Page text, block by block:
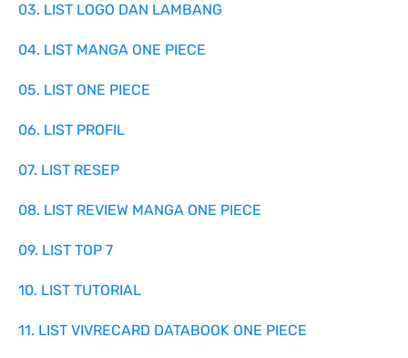
03. LIST LOGO DAN LAMBANG
04. LIST MANGA ONE PIECE
05. LIST ONE PIECE
06. LIST PROFIL
07. LIST RESEP
08. LIST REVIEW MANGA ONE PIECE
09. LIST TOP 7
10. LIST TUTORIAL
11. LIST VIVRECARD DATABOOK ONE PIECE